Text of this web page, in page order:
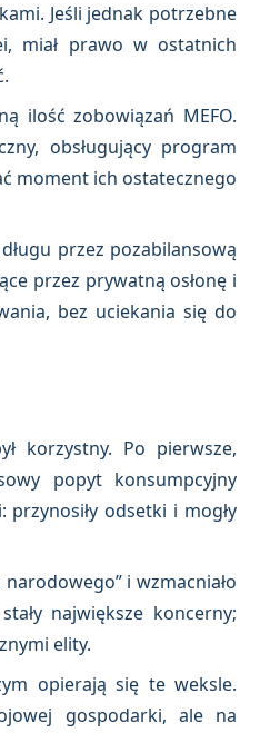
Jeśli jednak potrzebne
miał prawo w ostatnich
ilość zobowiązań MEFO.
obsługujący program
moment ich ostatecznego
przez pozabilansową
przez prywatną osłonę i
bez uciekania się do
korzystny. Po pierwsze,
popyt konsumpcyjny
przynosiły odsetki i mogły
i wzmacniało
największe koncerny;
elity.
opierają się te weksle.
gospodarki, ale na